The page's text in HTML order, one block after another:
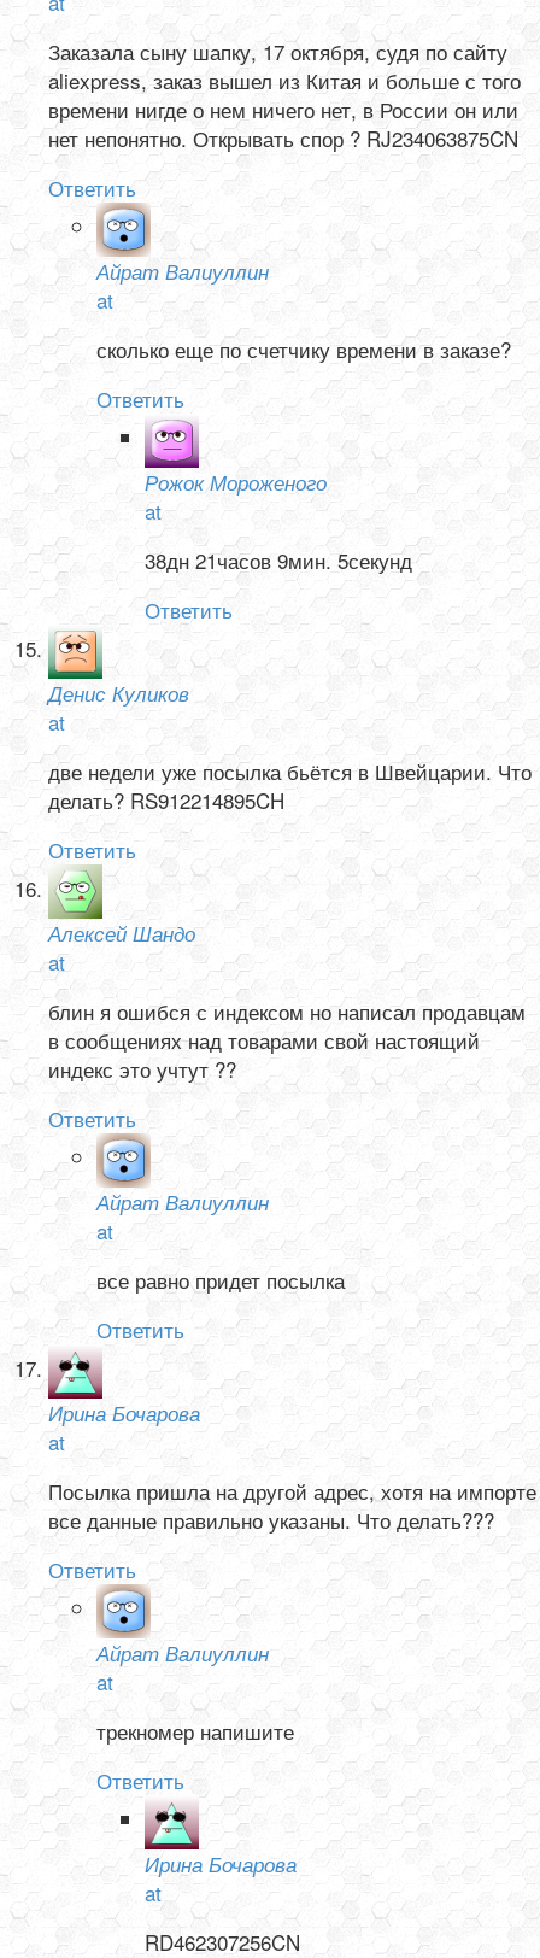
Заказала сыну шапку, 17 октября, судя по сайту
aliexpress, заказ вышел из Китая и больше с того
времени нигде о нем ничего нет, в России он или
нет непонятно. Открывать спор ? RJ234063875CN
Ответить
Айрат Валиуллин
at
сколько еще по счетчику времени в заказе?
Ответить
Рожок Мороженого
at
38дн 21часов 9мин. 5секунд
Ответить
Денис Куликов
at
две недели уже посылка бьётся в Швейцарии. Что
делать? RS912214895CH
Ответить
Алексей Шандо
at
блин я ошибся с индексом но написал продавцам
в сообщениях над товарами свой настоящий
индекс это учтут ??
Ответить
Айрат Валиуллин
at
все равно придет посылка
Ответить
Ирина Бочарова
at
Посылка пришла на другой адрес, хотя на импорте
все данные правильно указаны. Что делать???
Ответить
Айрат Валиуллин
at
трекномер напишите
Ответить
Ирина Бочарова
at
RD462307256CN